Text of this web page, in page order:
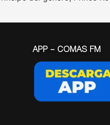
APP – COMAS FM